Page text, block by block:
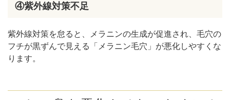
④紫外線対策不足
紫外線対策を怠ると、メラニンの生成が促進され、毛穴の
フチが黒ずんで見える「メラニン毛穴」が悪化しやすくな
ります。